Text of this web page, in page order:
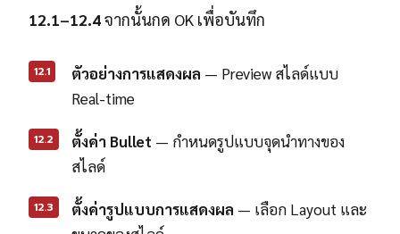
12.1–12.4จากนั้นกด OK เพื่อบันทึก
12.1 ตัวอย่างการแสดงผล — Preview สไลด์แบบ
Real-time
12.2 ตั้งค่า Bullet — กำหนดรูปแบบจุดนำทางของ
สไลด์
12.3 ตั้งค่ารูปแบบการแสดงผล — เลือก Layout และ